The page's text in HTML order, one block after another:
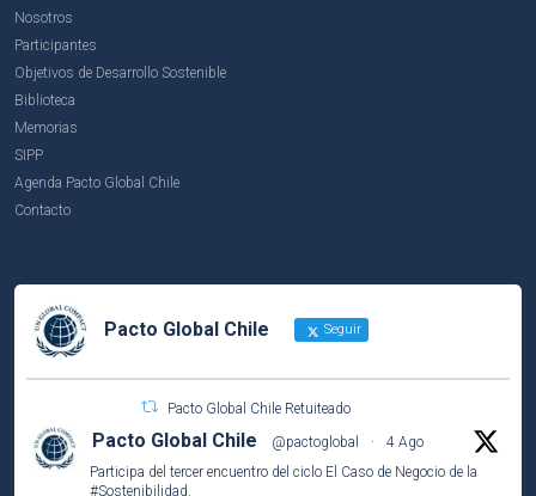
Nosotros
Participantes
Objetivos de Desarrollo Sostenible
Biblioteca
Memorias
SIPP
Agenda Pacto Global Chile
Contacto
Pacto Global Chile Seguir
Pacto Global Chile Retuiteado
Pacto Global Chile @pactoglobal ·
4 Ago
Participa del tercer encuentro del ciclo El Caso de Negocio de la
#Sostenibilidad